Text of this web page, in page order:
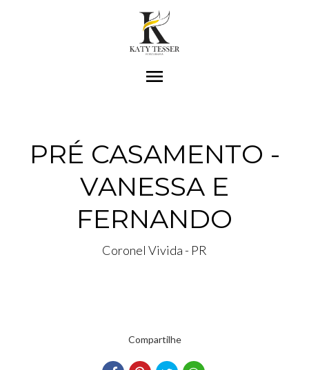
menu
PRÉ CASAMENTO -
VANESSA E
FERNANDO
Coronel Vivida - PR
Compartilhe